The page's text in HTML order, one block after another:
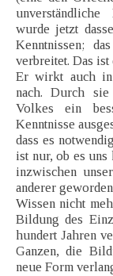
wurde jetzt
Kenntnissen;
verbreitet. Das
Er wirkt auch in
nach. Durch
Volkes ein
Kenntnisse
dass es
ist nur, ob es
inzwischen
anderer
Wissen nicht
Bildung des
hundert Jahren
Ganzen, die
neue Form